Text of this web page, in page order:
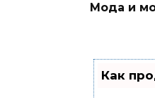
Мода и
Как